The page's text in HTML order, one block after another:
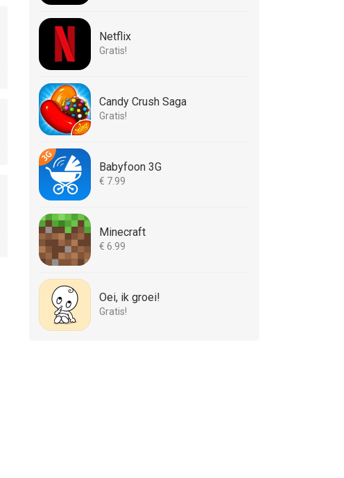
Netflix
Gratis!
Candy Crush Saga
Gratis!
Babyfoon 3G
€ 7.99
Minecraft
€ 6.99
Oei, ik groei!
Gratis!